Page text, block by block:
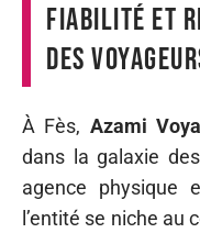
fiabilité et
des
À Fès, Azami
dans la galaxie
agence physique
l’entité se niche